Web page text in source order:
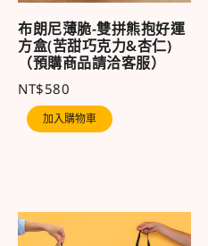
布朗尼薄脆-雙拼熊抱好運
方盒(苦甜巧克力&杏仁)
（預購商品請洽客服）
NT$580
加入購物車